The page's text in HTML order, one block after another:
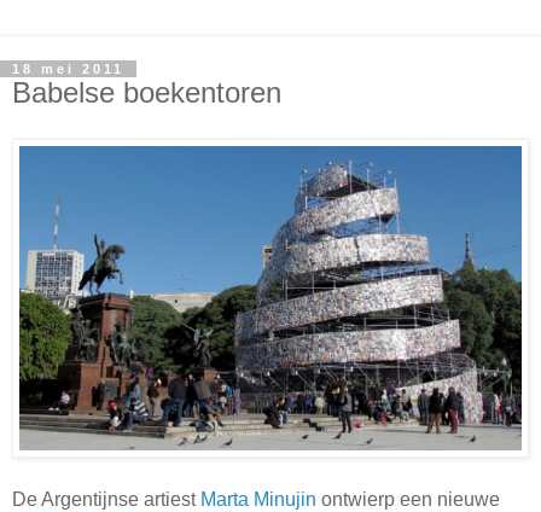
18 mei 2011
Babelse boekentoren
De Argentijnse artiest Marta Minujin ontwierp een nieuwe